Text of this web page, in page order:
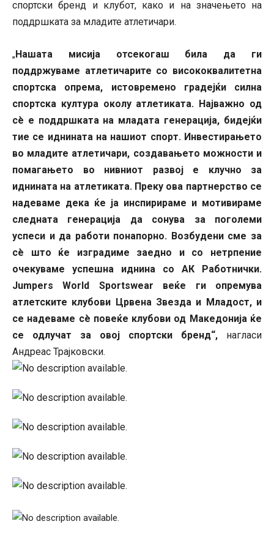
спортски бренд и клубот, како и на значењето на
поддршката за младите атлетичари.
„Нашата мисија отсекогаш била да ги
поддржуваме атлетичарите со висококвалитетна
спортска опрема, истовремено градејќи силна
спортска култура околу атлетиката. Најважно од
сè е поддршката на младата генерација, бидејќи
тие се иднината на нашиот спорт. Инвестирањето
во младите атлетичари, создавањето можности и
помагањето во нивниот развој е клучно за
иднината на атлетиката. Преку ова партнерство се
надеваме дека ќе ја инспирираме и мотивираме
следната генерација да сонува за поголеми
успеси и да работи понапорно. Возбудени сме за
сè што ќе изградиме заедно и со нетрпение
очекуваме успешна иднина со АК Работнички.
Jumpers World Sportswear веќе ги опремува
атлетските клубови Црвена Звезда и Младост, и
се надеваме сè повеќе клубови од Македонија ќе
се одлучат за овој спортски бренд“, нагласи
Андреас Трајковски.